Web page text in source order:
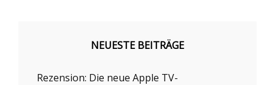
NEUESTE BEITRÄGE
Rezension: Die neue Apple TV-